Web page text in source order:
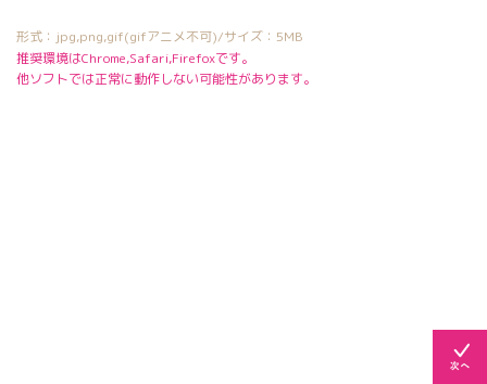
形式：jpg,png,gif(gifアニメ不可)/サイズ：5MB
推奨環境はChrome,Safari,Firefoxです。
他ソフトでは正常に動作しない可能性があります。